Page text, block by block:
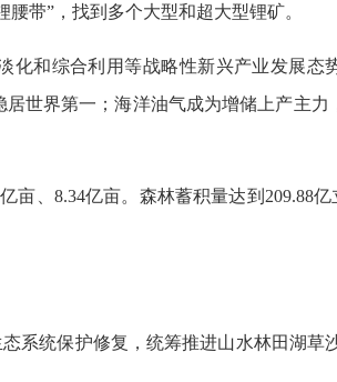
带”，找到多个大型和超大型锂矿。
和综合利用等战略性新兴产业发展
世界第一；海洋油气成为增储上产主力
、8.34亿亩。森林蓄积量达到209.88
系统保护修复，统筹推进山水林田湖